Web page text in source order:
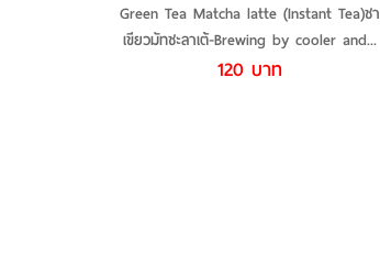
Green Tea Matcha latte (Instant Tea)ชา
เขียวมัทชะลาเต้-Brewing by cooler and...
120 บาท